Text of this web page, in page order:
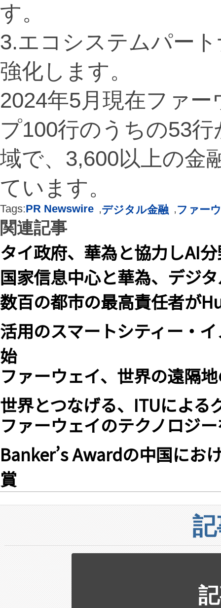
す。
3.エコシステムパー
強化します。
2024年5月現在ファ
プ100行のうちの53
域で、3,600以上の金
ています。
Tags:PR Newswire ,デジタル金融 ,ファー
関連記事
タイ政府、華為と協力しAI
国家信息中心と華為、デジ
数百の都市の最高責任者が
活用のスマートシティー・
始
ファーウェイ、世界の遠隔
世界とつなげる、ITUによる
ファーウェイのテクノロジ
Banker’s Awardの中国にお
賞